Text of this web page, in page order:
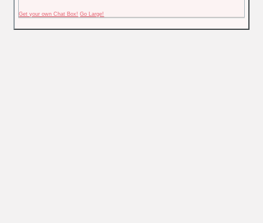
Get your own Chat Box! Go Large!